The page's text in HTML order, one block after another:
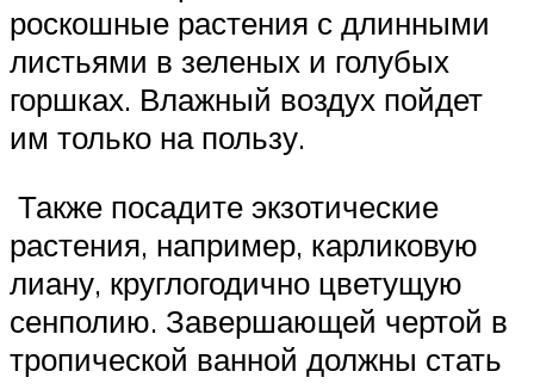
роскошные растения с длинными
листьями в зеленых и голубых
горшках. Влажный воздух пойдет
им только на пользу.
Также посадите экзотические
растения, например, карликовую
лиану, круглогодично цветущую
сенполию. Завершающей чертой в
тропической ванной должны стать